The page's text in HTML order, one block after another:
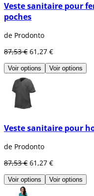
Veste sanitaire pour
poches
de Prodonto
87,53 € 61,27 €
Voir options Voir options
Veste sanitaire pour
de Prodonto
87,53 € 61,27 €
Voir options Voir options